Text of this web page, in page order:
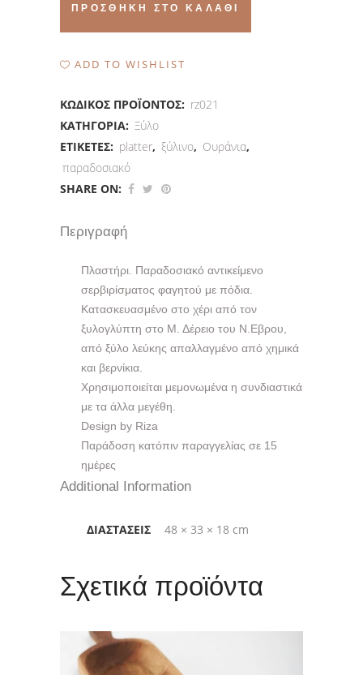
σκεύος
σερβιρίσματος
quantity
ΠΡΟΣΘΉΚΗ ΣΤΟ ΚΑΛΆΘΙ
ADD TO WISHLIST
ΚΩΔΙΚΌΣ ΠΡΟΪΌΝΤΟΣ: rz021
ΚΑΤΗΓΟΡΊΑ: Ξύλο
ΕΤΙΚΈΤΕΣ: platter, ξύλινο, Ουράνια,
παραδοσιακό
SHARE ON:
Περιγραφή
Πλαστήρι. Παραδοσιακό αντικείμενο
σερβιρίσματος φαγητού με πόδια.
Κατασκευασμένο στο χέρι από τον
ξυλογλύπτη στο Μ. Δέρειο του Ν.Εβρου,
από ξύλο λεύκης απαλλαγμένο από χημικά
και βερνίκια.
Χρησιμοποιείται μεμονωμένα η συνδιαστικά
με τα άλλα μεγέθη.
Design by Riza
Παράδοση κατόπιν παραγγελίας σε 15
ημέρες
Additional Information
ΔΙΑΣΤΆΣΕΙΣ 48 × 33 × 18 cm
Σχετικά προϊόντα